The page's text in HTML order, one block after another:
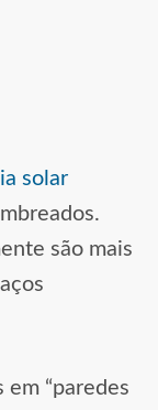
solar
são mais
“paredes